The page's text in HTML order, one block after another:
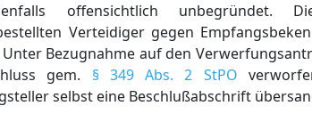
offensichtlich unbegründet.
Verteidiger gegen
Unter Bezugnahme auf den
gem. § 349 Abs. 2 StPO
selbst eine Beschlußabschrift